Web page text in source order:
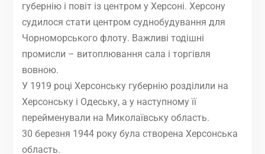
губернію і повіт із центром у Херсоні. Херсону
судилося стати центром суднобудування для
Чорноморського флоту. Важливі тодішні
промисли – витоплювання сала і торгівля
вовною.
У 1919 році Херсонську губернію розділили на
Херсонську і Одеську, а у наступному її
перейменували на Миколаївську область.
30 березня 1944 року була створена Херсонська
область.